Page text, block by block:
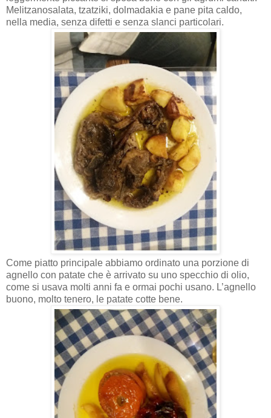
Melitzanosalata, tzatziki, dolmadakia e pane pita caldo,
nella media, senza difetti e senza slanci particolari.
Come piatto principale abbiamo ordinato una porzione di
agnello con patate che è arrivato su uno specchio di olio,
come si usava molti anni fa e ormai pochi usano. L’agnello
buono, molto tenero, le patate cotte bene.